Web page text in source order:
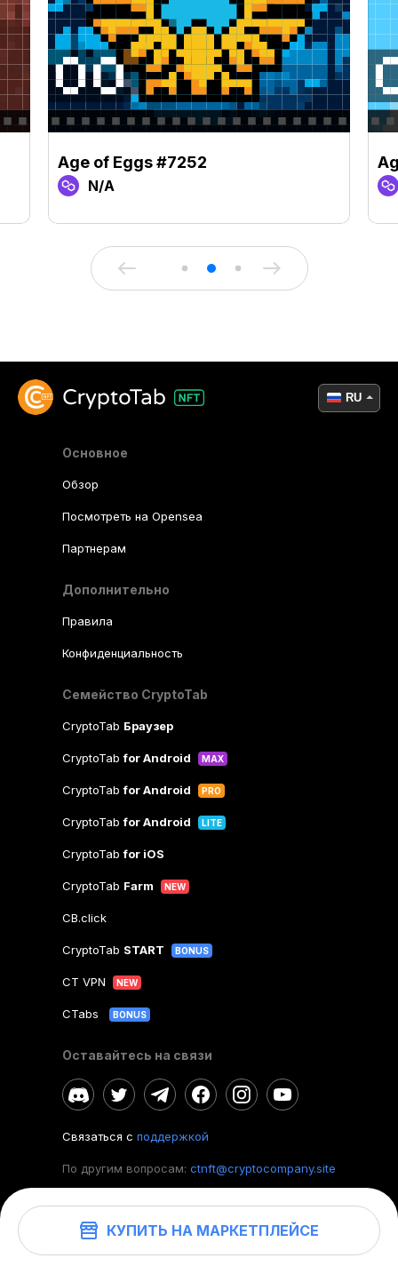
КУПИТЬ НА МАРКЕТПЛЕЙСЕ
Age of Eggs #7252
N/A
Основное
Обзор
Посмотреть на Opensea
Партнерам
Дополнительно
Правила
Конфиденциальность
Семейство CryptoTab
CryptoTab Браузер
CryptoTabfor Android MAX
CryptoTabfor Android PRO
CryptoTabfor Android LITE
CryptoTabfor iOS
CryptoTab Farm NEW
CB.click
CryptoTab START BONUS
CT VPN NEW
CTabs BONUS
Оставайтесь на связи
Связаться с поддержкой
По другим вопросам: ctnft@cryptocompany.site
©2026. CryptoTab NFT.Все права защищены.
RU